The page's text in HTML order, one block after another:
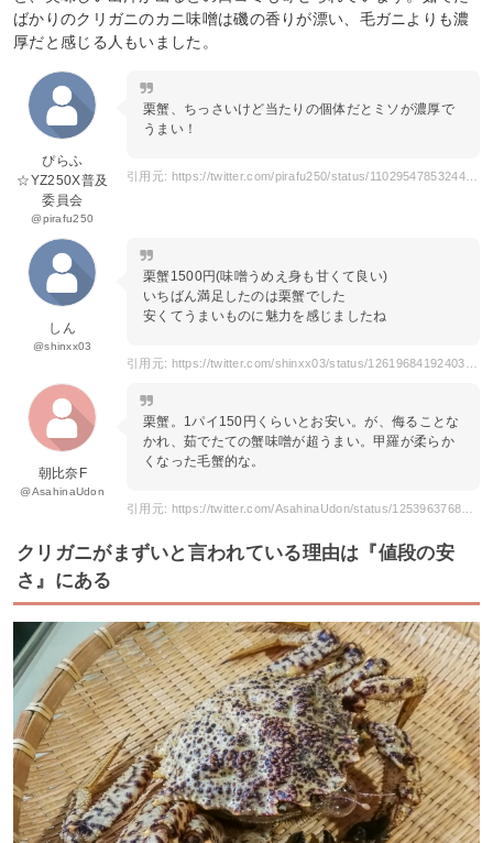
ばかりのクリガニのカニ味噌は磯の香りが漂い、毛ガニよりも濃
厚だと感じる人もいました。
ぴらふ
☆YZ250X普及
委員会
@pirafu250
栗蟹、ちっさいけど当たりの個体だとミソが濃厚で
うまい！
引用元: https://twitter.com/pirafu250/status/1102954785324449792
しん
@shinxx03
栗蟹1500円(味噌うめえ身も甘くて良い)
いちばん満足したのは栗蟹でした
安くてうまいものに魅力を感じましたね
朝比奈F
@AsahinaUdon
栗蟹。1パイ150円くらいとお安い。が、侮ることな
かれ、茹でたての蟹味噌が超うまい。甲羅が柔らか
くなった毛蟹的な。
クリガニがまずいと言われている理由は『値段の安
さ』にある